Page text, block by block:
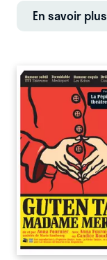
En savoir plus